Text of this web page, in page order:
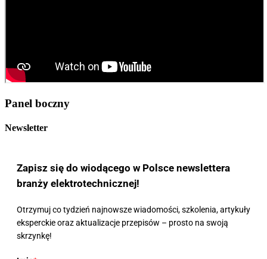
Panel boczny
Newsletter
Zapisz się do wiodącego w Polsce newslettera
branży elektrotechnicznej!
Otrzymuj co tydzień najnowsze wiadomości, szkolenia, artykuły
eksperckie oraz aktualizacje przepisów – prosto na swoją
skrzynkę!